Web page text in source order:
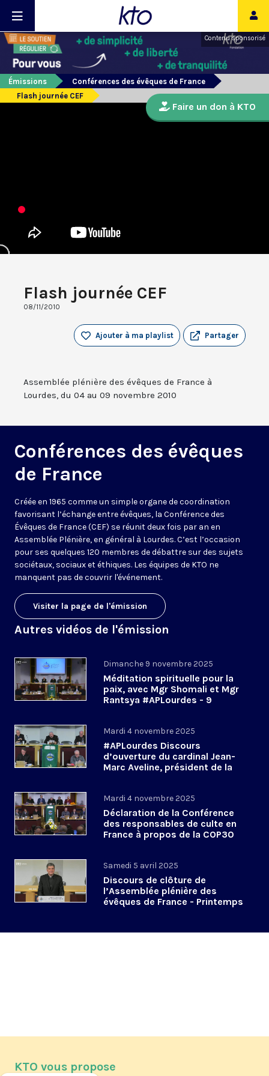
Contenu sponsorisé
Émissions
Conférences des évêques de France
Flash journée CEF
Flash journée CEF
08/11/2010
Partager
Ajouter à ma playlist
Assemblée plénière des évêques de France à
Lourdes, du 04 au 09 novembre 2010
Conférences des évêques
de France
Créée en 1965 comme un simple organe de coordination
favorisant l’échange entre évêques, la Conférence des
Évêques de France (CEF) se réunit deux fois par an en
Assemblée Plénière, en général à Lourdes. C’est l’occasion
pour ses quelques 120 membres de débattre sur des sujets
sociétaux, sociaux et éthiques. Les équipes de KTO ne
manquent pas de couvrir l'événement.
Visiter la page de l'émission
Autres vidéos de l'émission
Dimanche 9 novembre 2025
Méditation spirituelle pour la
paix, avec Mgr Shomali et Mgr
Rantsya #APLourdes - 9
Mardi 4 novembre 2025
#APLourdes Discours
d’ouverture du cardinal Jean-
Marc Aveline, président de la
Mardi 4 novembre 2025
Déclaration de la Conférence
des responsables de culte en
France à propos de la COP30
Samedi 5 avril 2025
Discours de clôture de
l’Assemblée plénière des
évêques de France - Printemps
Faire un don à KTO
KTO vous propose